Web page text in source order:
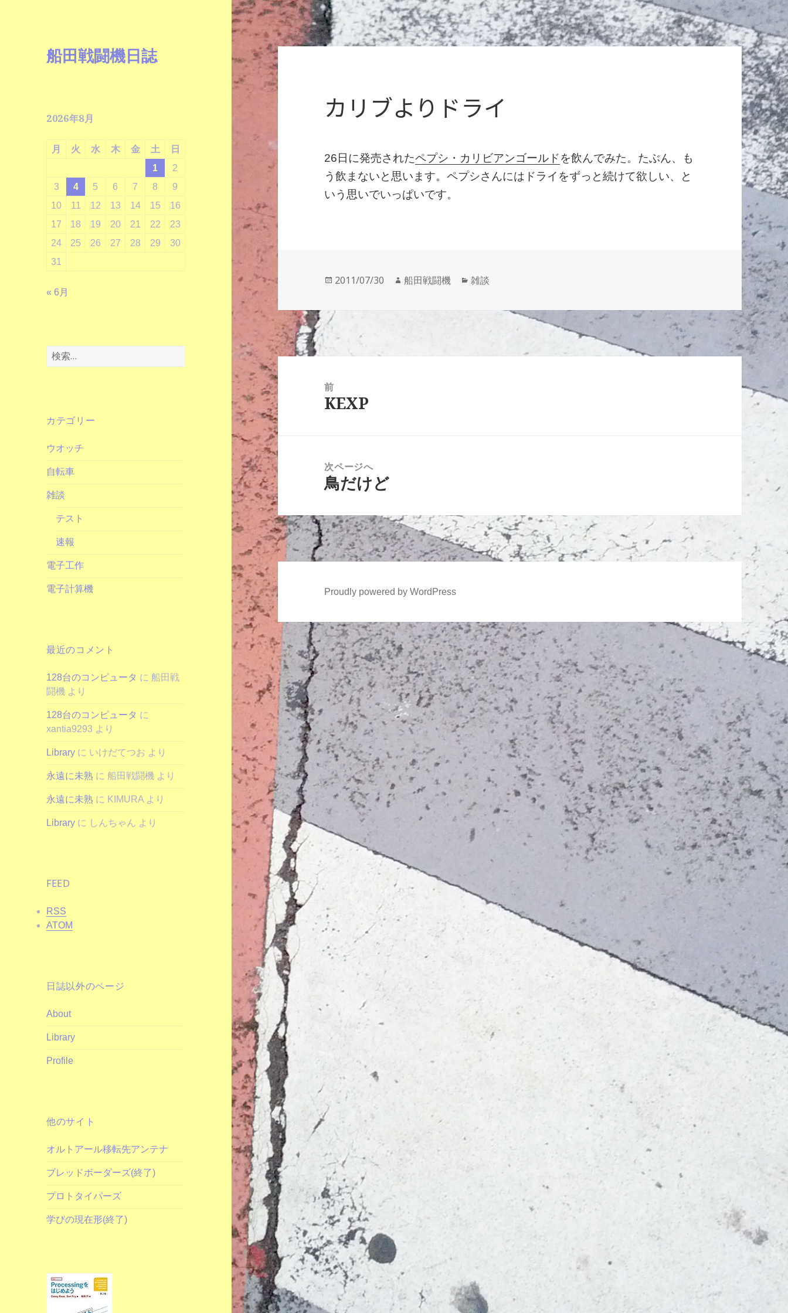
船田戦闘機日誌
2026年8月
月 火 水 木 金 土
日
1
2
3
4 5 6 7 8
9
10
11 12 13 14 15
16
17
18 19 20 21 22
23
24
25 26 27 28 29
30
31
« 6月
検
索:
カテゴリー
ウオッチ
自転車
雑談
テスト
速報
電子工作
電子計算機
最近のコメント
128台のコンピュータ に船田戦
闘機 より
128台のコンピュータ に
xantia9293 より
Library に いけだてつお より
永遠に未熟 に船田戦闘機 より
永遠に未熟 に KIMURA より
Library に しんちゃん より
FEED
RSS
ATOM
日誌以外のページ
About
Library
Profile
他のサイト
オルトアール移転先アンテナ
ブレッドボーダーズ(終了)
プロトタイパーズ
学びの現在形(終了)
カリブよりドライ
26日に発売されたペプシ・カリビアンゴールドを飲んでみた。たぶん、も
う飲まないと思います。ペプシさんにはドライをずっと続けて欲しい、と
いう思いでいっぱいです。
投
日:
2011/07/30
作
船田戦闘機
カ
雑談
投
稿
ナ
ビ
ゲ
ー
シ
ョ
前
前
KEXP
次ページへ
次
投
稿:
鳥だけど
Proudly powered by WordPress